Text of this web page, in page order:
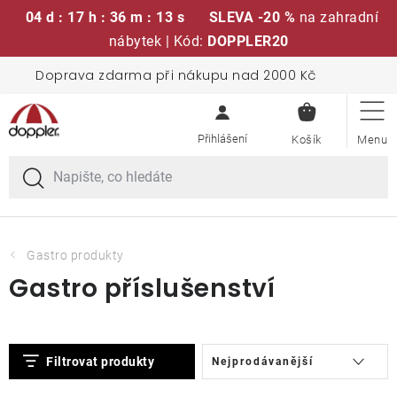
04 d : 17 h : 36 m : 12 s SLEVA -20 % na zahradní
nábytek | Kód: DOPPLER20
obsah
Doprava zdarma při nákupu nad 2000 Kč
KOŠÍK
Sedací soupravy
Slunečníky
Křesla a židle
Stoly
Gastro produkty
Gastro příslušenství
Filtrovat produkty
V
ý
Ř
a
Nejprodávanější